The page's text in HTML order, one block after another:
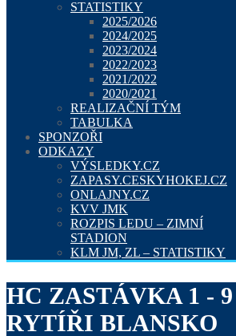
STATISTIKY
2025/2026
2024/2025
2023/2024
2022/2023
2021/2022
2020/2021
REALIZAČNÍ TÝM
TABULKA
SPONZOŘI
ODKAZY
VÝSLEDKY.CZ
ZAPASY.CESKYHOKEJ.CZ
ONLAJNY.CZ
KVV JMK
ROZPIS LEDU – ZIMNÍ
STADION
KLM JM, ZL – STATISTIKY
HC ZASTÁVKA 1 -
RYTÍŘI BLANSKO